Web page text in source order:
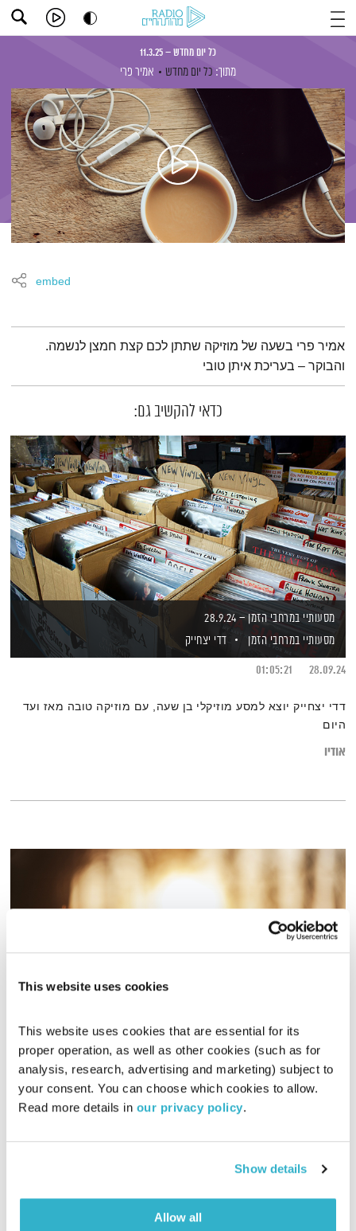
This website uses cookies
This website uses cookies that are essential for its
proper operation, as well as other cookies (such as for
analysis, research, advertising and marketing) subject to
your consent. You can choose which cookies to allow.
Read more details in our privacy policy.
Show details
Allow all
כל יום מחדש – 11.3.25
מתוך: כל יום מחדש אמיר פרי
embed
תמצית הפודקאסט
אמיר פרי בשעה של מוזיקה שתתן לכם קצת חמצן לנשמה.
והבוקר – בעריכת איתן טובי
כדאי להקשיב גם:
מסעותיי במרחבי הזמן – 28.9.24
מסעותיי במרחבי הזמן
דדי יצחייק
28.09.24
01:05:21
דדי יצחייק יוצא למסע מוזיקלי בן שעה, עם מוזיקה טובה מאז ועד
היום
אודיו
עולם קטן – 29.11.23
עולם קטן
אורי בנקהלטר
29.11.23
01:58:03
אודיו